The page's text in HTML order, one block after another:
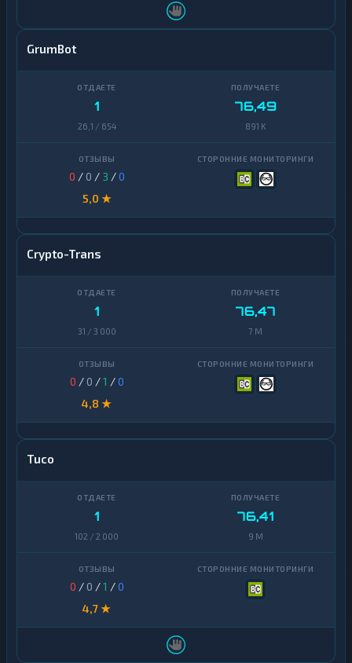
GrumBot
1
26,1 / 654
76,49
891 K
0 / 0 / 3 /0
5,0 ★
Crypto-Trans
1
31 / 3 000
76,47
7 M
0 / 0 /1 /0
4,8 ★
Tuco
1
102 / 2 000
76,41
9 M
0 / 0 /1 /0
4,7 ★